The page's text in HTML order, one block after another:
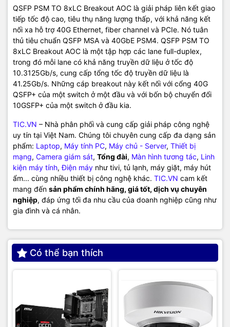
QSFP PSM TO 8xLC Breakout AOC là giải pháp liên kết giao
tiếp tốc độ cao, tiêu thụ năng lượng thấp, với khả năng kết
nối xa hỗ trợ 40G Ethernet, fiber channel và PCIe. Nó tuân
thủ tiêu chuẩn QSFP MSA và 40GbE PSM4. QSFP PSM TO
8xLC Breakout AOC là một tập hợp các lane full-duplex,
trong đó mỗi lane có khả năng truyền dữ liệu ở tốc độ
10.3125Gb/s, cung cấp tổng tốc độ truyền dữ liệu là
41.25Gb/s. Những cáp breakout này kết nối với cổng 40G
QSFP+ của một switch ở một đầu và với bốn bộ chuyển đổi
10GSFP+ của một switch ở đầu kia.
TIC.VN – Nhà phân phối và cung cấp giải pháp công nghệ
uy tín tại Việt Nam. Chúng tôi chuyên cung cấp đa dạng sản
phẩm: Laptop, Máy tính PC, Máy chủ - Server, Thiết bị
mạng, Camera giám sát, Tổng đài, Màn hình tương tác, Linh
kiện máy tính,Điện máy như tivi, tủ lạnh, máy giặt, máy hút
ẩm... cùng nhiều thiết bị công nghệ khác. TIC.VN cam kết
mang đến sản phẩm chính hãng, giá tốt, dịch vụ chuyên
nghiệp, đáp ứng tối đa nhu cầu của doanh nghiệp cũng như
gia đình và cá nhân.
Có thể bạn thích